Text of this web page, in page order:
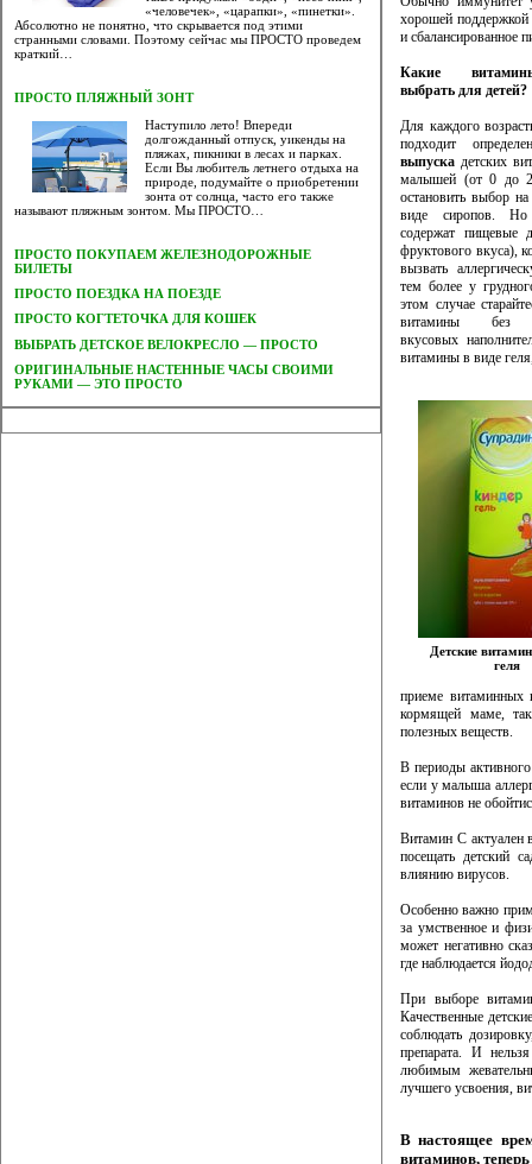
«человечек», «царапки», «пинетки».
Абсолютно не понятно, что скрывается под этими
странными словами. Поэтому сейчас мы ПРОСТО проведем
краткий…
ПРОСТО ПЛЯЖНЫЙ ЗОНТ
Наступило лето! Впереди
долгожданный отпуск, уикенды на
пляжах, пикники в лесах и парках.
Если Вы любитель летнего отдыха на
природе, подумайте о приобретении
зонта от солнца, часто его также
называют пляжным зонтом. Мы ПРОСТО…
ПРОСТО ПОКУПАЕМ ЖЕЛЕЗНОДОРОЖНЫЕ
БИЛЕТЫ
ПРОСТО ПОЕЗДКА НА ПОЕЗДЕ
ПРОСТО КОГТЕТОЧКА ДЛЯ КОШЕК
ВЫБРАТЬ ДЕТСКОЕ ВЕЛОКРЕСЛО — ПРОСТО
ОРИГИНАЛЬНЫЕ НАСТЕННЫЕ ЧАСЫ СВОИМИ
РУКАМИ — ЭТО ПРОСТО
хорошей поддержкой
и сбалансированное
Какие
выбрать для детей?
Для каждого
подходит
выпуска детских
малышей (от 0 до
остановить выбор
виде сиропов.
содержат пищевые
фруктового вкуса),
вызвать
тем более у
этом случае
витамины без
вкусовых
витамины в виде
Детские
геля
приеме витаминных
кормящей маме,
полезных веществ.
В периоды
если у малыша
витаминов не
Витамин C актуален
посещать детский
влиянию вирусов.
Особенно важно
за умственное и
может негативно
где наблюдается
При выборе
Качественные
соблюдать
препарата. И
любимым
лучшего усвоения,
В настоящее
витаминов,